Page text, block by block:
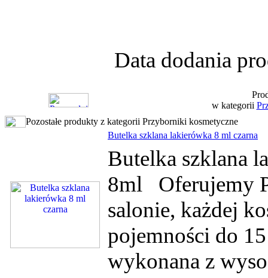
Data dodania
w kategorii
Pozostałe produkty z kategorii Przyborniki kosmetyczne
Butelka szklana lakierówka 8 ml czarna
Butelka szklana
8ml Oferujemy
salonie, każdej
pojemności do
wykonana z